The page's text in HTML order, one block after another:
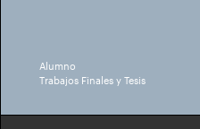
Alumno
Trabajos Finales y Tesis